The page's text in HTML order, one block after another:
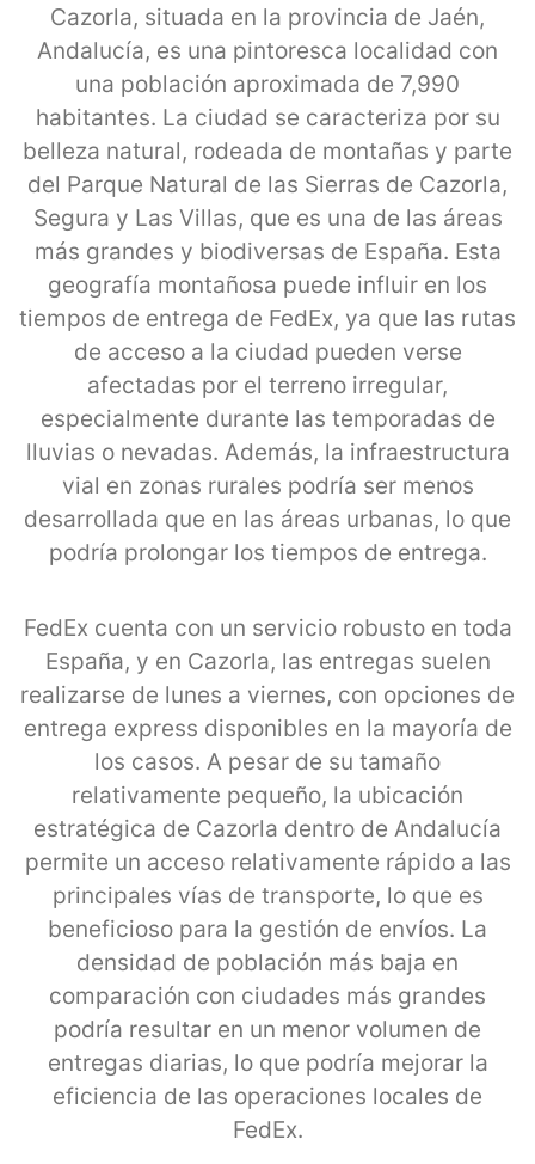
Cazorla, situada en la provincia de Jaén,
Andalucía, es una pintoresca localidad con
una población aproximada de 7,990
habitantes. La ciudad se caracteriza por su
belleza natural, rodeada de montañas y parte
del Parque Natural de las Sierras de Cazorla,
Segura y Las Villas, que es una de las áreas
más grandes y biodiversas de España. Esta
geografía montañosa puede influir en los
tiempos de entrega de FedEx, ya que las rutas
de acceso a la ciudad pueden verse
afectadas por el terreno irregular,
especialmente durante las temporadas de
lluvias o nevadas. Además, la infraestructura
vial en zonas rurales podría ser menos
desarrollada que en las áreas urbanas, lo que
podría prolongar los tiempos de entrega.
FedEx cuenta con un servicio robusto en toda
España, y en Cazorla, las entregas suelen
realizarse de lunes a viernes, con opciones de
entrega express disponibles en la mayoría de
los casos. A pesar de su tamaño
relativamente pequeño, la ubicación
estratégica de Cazorla dentro de Andalucía
permite un acceso relativamente rápido a las
principales vías de transporte, lo que es
beneficioso para la gestión de envíos. La
densidad de población más baja en
comparación con ciudades más grandes
podría resultar en un menor volumen de
entregas diarias, lo que podría mejorar la
eficiencia de las operaciones locales de
FedEx.